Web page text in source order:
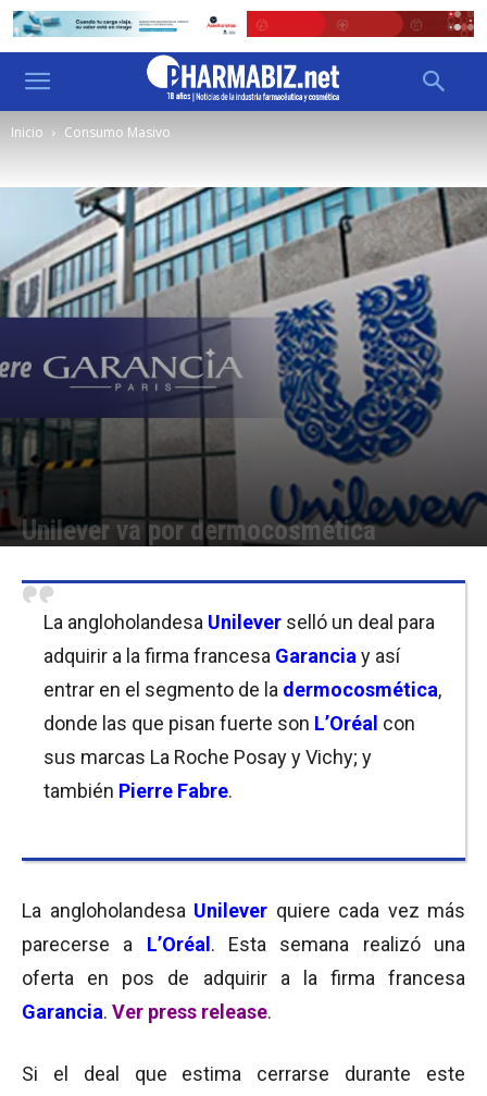
Inicio Consumo Masivo
Unilever va por dermocosmética
La angloholandesa Unilever selló un deal para
adquirir a la firma francesa Garancia y así
entrar en el segmento de la dermocosmética,
donde las que pisan fuerte son L’Oréal con
sus marcas La Roche Posay y Vichy; y
también Pierre Fabre.
La angloholandesa Unilever quiere cada vez más
parecerse a L’Oréal . Esta semana realizó una
oferta en pos de adquirir a la firma francesa
Garancia. Ver press release.
Si el deal que estima cerrarse durante este